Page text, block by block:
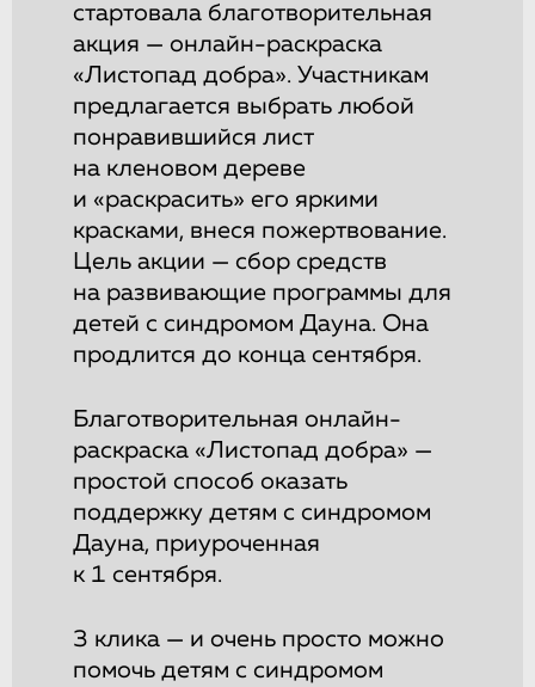
стартовала благотворительная
акция — онлайн-раскраска
«Листопад добра». Участникам
предлагается выбрать любой
понравившийся лист
на кленовом дереве
и «раскрасить» его яркими
красками, внеся пожертвование.
Цель акции — сбор средств
на развивающие программы для
детей с синдромом Дауна. Она
продлится до конца сентября.
Благотворительная онлайн-
раскраска «Листопад добра» —
простой способ оказать
поддержку детям с синдромом
Дауна, приуроченная
к 1 сентября.
3 клика — и очень просто можно
помочь детям с синдромом